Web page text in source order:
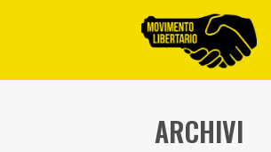
ARCHIVI